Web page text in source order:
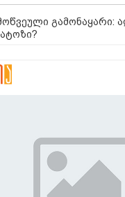
გამონაყარი: